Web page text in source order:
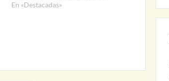
En «Destacadas»